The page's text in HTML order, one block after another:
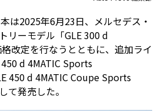
は2025年6月23日、メルセデス・
リーモデル「GLE 300 d
改定を行なうとともに、追加ライ
d 4MATIC Sports
450 d 4MATIC Coupe Sports
て発売した。